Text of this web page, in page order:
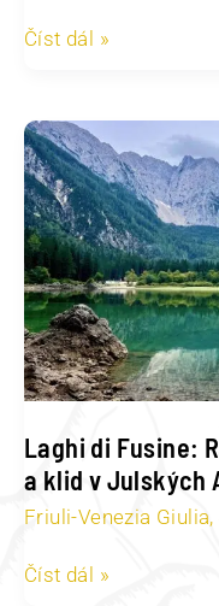
Číst dál »
Laghi di Fusine:
a klid v Julských
Friuli-Venezia Giulia,
di
Fusine:
Ranní
mlha,
tyrkysová
voda
a
klid
v
Julských
Alpách
Číst dál »